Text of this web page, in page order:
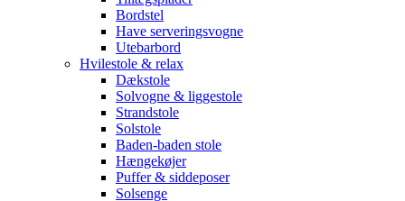
Bordstel
Have serveringsvogne
Utebarbord
Hvilestole & relax
Dækstole
Solvogne & liggestole
Strandstole
Solstole
Baden-baden stole
Hængekøjer
Puffer & siddeposer
Solsenge